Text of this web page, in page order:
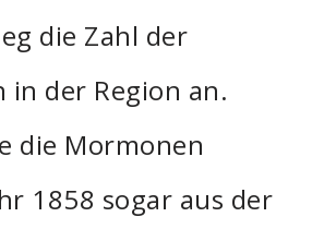
die Zahl der
in der Region an.
die Mormonen
1858 sogar aus der